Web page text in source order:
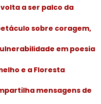
a ser palco da
sobre coragem,
em poesia
e a Floresta
mensagens de